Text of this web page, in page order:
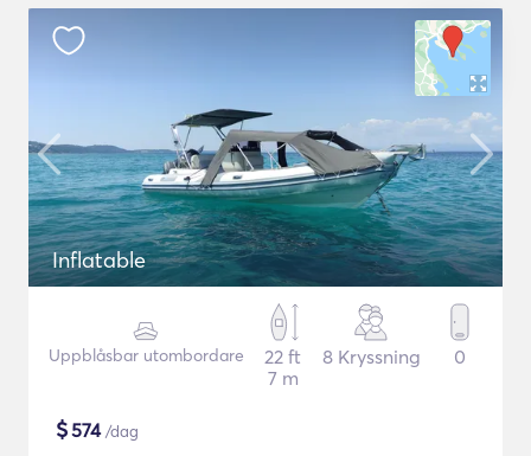
Inflatable
Uppblåsbar utombordare
22 ft
7 m
8 Kryssning 0
$574/dag